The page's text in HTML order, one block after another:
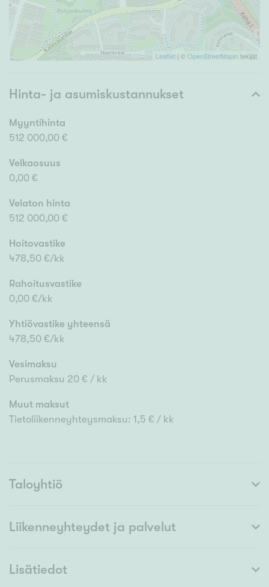
Leaflet | ©OpenStreetMapintekijät
Hinta- ja asumiskustannukset
Myyntihinta
512 000,00 €
Velkaosuus
0,00 €
Velaton hinta
512 000,00 €
Hoitovastike
478,50 €/kk
Rahoitusvastike
0,00 €/kk
Yhtiövastike yhteensä
478,50 €/kk
Vesimaksu
Perusmaksu 20 € / kk
Muut maksut
Tietoliikenneyhteysmaksu: 1,5 € / kk
Taloyhtiö
Liikenneyhteydet ja palvelut
Lisätiedot